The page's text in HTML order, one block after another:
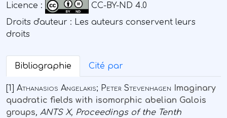
Licence :
CC-BY-ND 4.0
Droits d'auteur : Les auteurs conservent leurs
droits
Bibliographie Cité par
[1] Athanasios Angelakis; Peter Stevenhagen Imaginary
quadratic fields with isomorphic abelian Galois
groups, ANTS X, Proceedings of the Tenth